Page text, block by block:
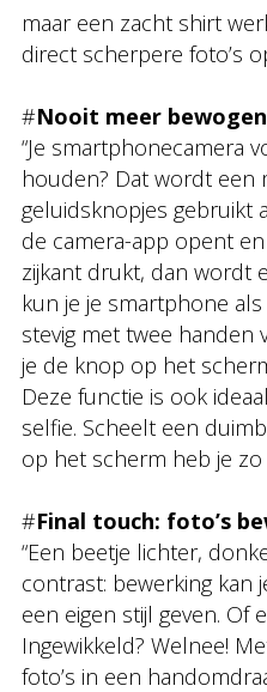
maar een zacht shirt
direct scherpere foto’s
#Nooit meer
“Je smartphonecamera
houden? Dat wordt een
geluidsknopjes gebruikt
de camera-app opent en
zijkant drukt, dan wordt
kun je je smartphone
stevig met twee
je de knop op het
Deze functie is ook
selfie. Scheelt een
op het scherm heb je zo
#Final touch: foto’s
“Een beetje lichter,
contrast: bewerking kan
een eigen stijl geven. Of
Ingewikkeld? Welnee!
foto’s in een